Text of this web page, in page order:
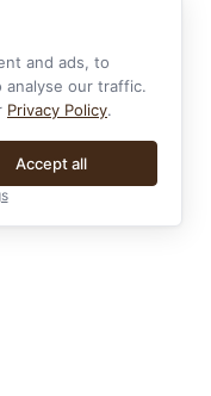
and ads, to
analyse our traffic.
Privacy Policy.
Accept all